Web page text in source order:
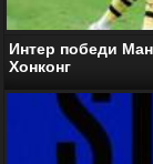
Интер победи
Хонконг